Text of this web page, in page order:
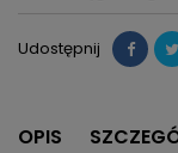
Udostępnij
OPIS